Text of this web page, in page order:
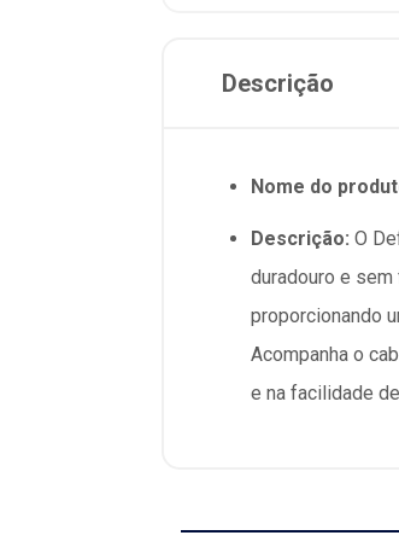
Descrição
Nome do
Descrição: O
duradouro e
proporcionando
Acompanha o
e na facilidade